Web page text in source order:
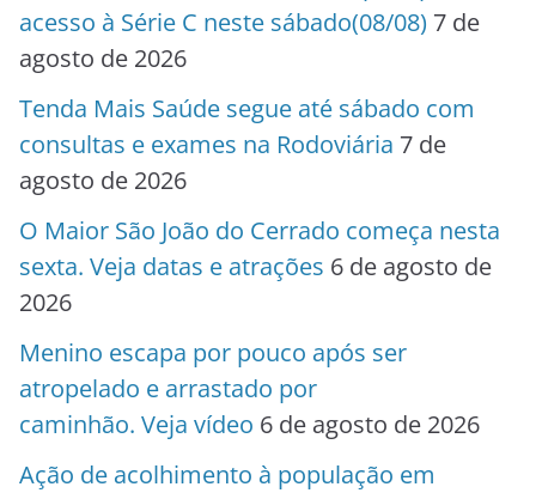
acesso à Série C neste sábado(08/08) 7 de
agosto de 2026
Tenda Mais Saúde segue até sábado com
consultas e exames na Rodoviária 7 de
agosto de 2026
O Maior São João do Cerrado começa nesta
sexta. Veja datas e atrações 6 de agosto de
2026
Menino escapa por pouco após ser
atropelado e arrastado por
caminhão. Veja vídeo 6 de agosto de 2026
Ação de acolhimento à população em